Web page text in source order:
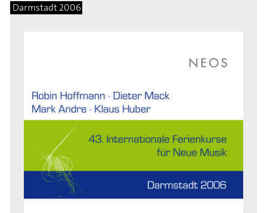
Darmstadt 2006